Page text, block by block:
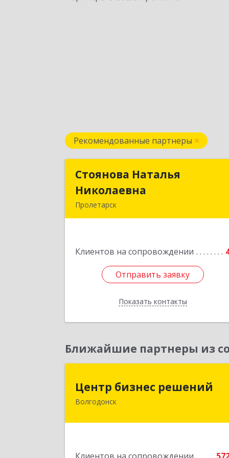
Рекомендованные партнеры
Стоянова Наталья
Николаевна
Пролетарск
Клиентов на сопровождении
Отправить заявку
Показать контакты
Стоянова Наталья
Отправить заявку
Назад
Ближайшие партнеры из
Центр бизнес решений
Волгодонск
Центр бизнес решений
347375, Ростовская обл, Волгодонск г,